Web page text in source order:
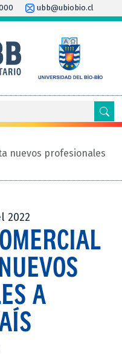
ubb@ubiobio.cl
nuevos profesionales
2022
A